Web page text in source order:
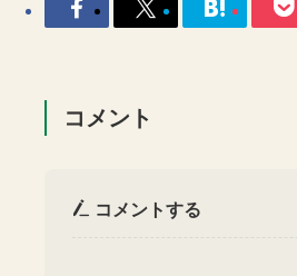
コメント
コメントする